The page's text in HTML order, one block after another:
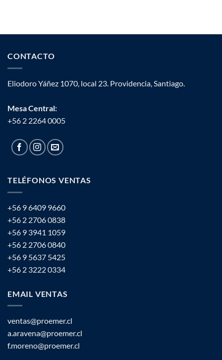
CONTACTO
Eliodoro Yáñez 1070, local 23. Providencia, Santiago.
Mesa Central:
+56 2 2264 0005
TELÉFONOS VENTAS
+56 9 6409 9660
+56 2 2706 0838
+56 9 3941 1059
+56 2 2706 0840
+56 9 5637 5425
+56 2 3222 0334
EMAIL VENTAS
ventas@proemer.cl
a.aravena@proemer.cl
f.moreno@proemer.cl